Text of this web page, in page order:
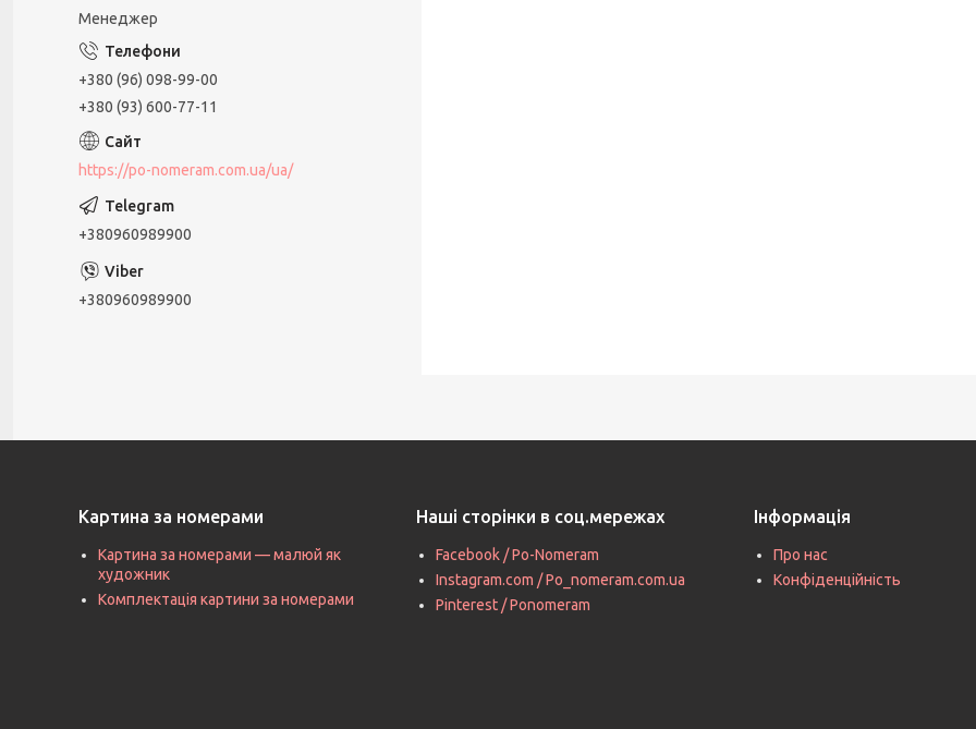
Менеджер
+380 (96) 098-99-00
+380 (93) 600-77-11
https://po-nomeram.com.ua/ua/
+380960989900
+380960989900
Картина за номерами
Картина за номерами — малюй як
художник
Комплектація картини за номерами
Наші сторінки в соц.мережах
Facebook / Po-Nomeram
Instagram.com / Po_nomeram.com.ua
Pinterest / Ponomeram
Інформація
Про нас
Конфіденційність